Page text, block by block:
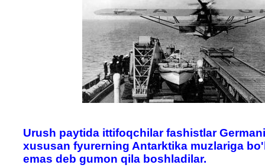
Urush paytida ittifoqchilar fashistlar
xususan fyurerning Antarktika muzlariga
emas deb gumon qila boshladilar.